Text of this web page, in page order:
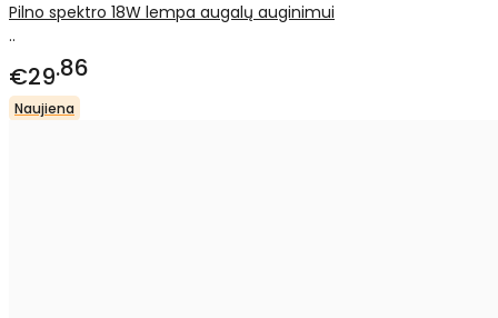
Pilno spektro 18W lempa augalų auginimui
..
€29 86
Naujiena